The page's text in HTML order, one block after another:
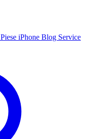
Piese iPhone Blog Service